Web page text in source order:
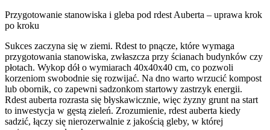
Przygotowanie stanowiska i gleba pod rdest Auberta – uprawa krok
po kroku
Sukces zaczyna się w ziemi. Rdest to pnącze, które wymaga
przygotowania stanowiska, zwłaszcza przy ścianach budynków czy
płotach. Wykop dół o wymiarach 40x40x40 cm, co pozwoli
korzeniom swobodnie się rozwijać. Na dno warto wrzucić kompost
lub obornik, co zapewni sadzonkom startowy zastrzyk energii.
Rdest auberta rozrasta się błyskawicznie, więc żyzny grunt na start
to inwestycja w gęstą zieleń. Zrozumienie, rdest auberta kiedy
sadzić, łączy się nierozerwalnie z jakością gleby, w której